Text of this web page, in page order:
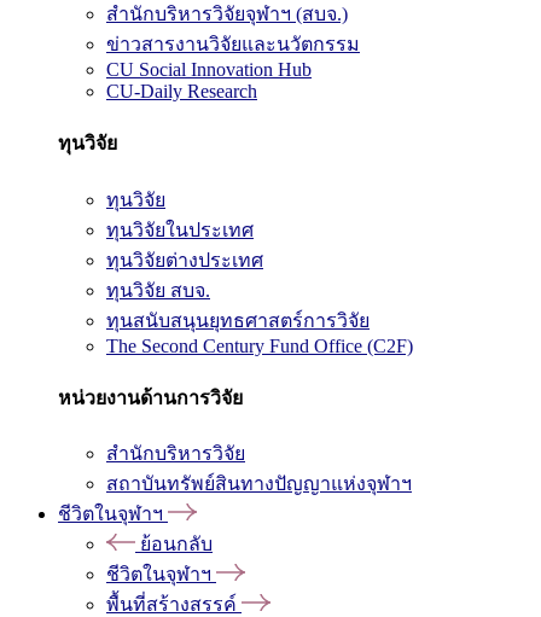
สำนักบริหารวิจัยจุฬาฯ (สบจ.)
ข่าวสารงานวิจัยและนวัตกรรม
CU Social Innovation Hub
CU-Daily Research
ทุนวิจัย
ทุนวิจัย
ทุนวิจัยในประเทศ
ทุนวิจัยต่างประเทศ
ทุนวิจัย สบจ.
ทุนสนับสนุนยุทธศาสตร์การวิจัย
The Second Century Fund Office (C2F)
หน่วยงานด้านการวิจัย
สำนักบริหารวิจัย
สถาบันทรัพย์สินทางปัญญาแห่งจุฬาฯ
ชีวิตในจุฬาฯ
ย้อนกลับ
ชีวิตในจุฬาฯ
พื้นที่สร้างสรรค์